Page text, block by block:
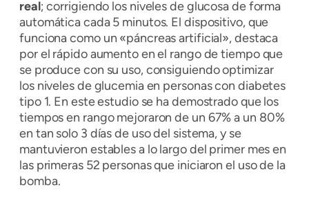
real; corrigiendo los niveles de glucosa de forma
automática cada 5 minutos. El dispositivo, que
funciona como un «páncreas artificial», destaca
por el rápido aumento en el rango de tiempo que
se produce con su uso, consiguiendo optimizar
los niveles de glucemia en personas con diabetes
tipo 1. En este estudio se ha demostrado que los
tiempos en rango mejoraron de un 67% a un 80%
en tan solo 3 días de uso del sistema, y se
mantuvieron estables a lo largo del primer mes en
las primeras 52 personas que iniciaron el uso de la
bomba.